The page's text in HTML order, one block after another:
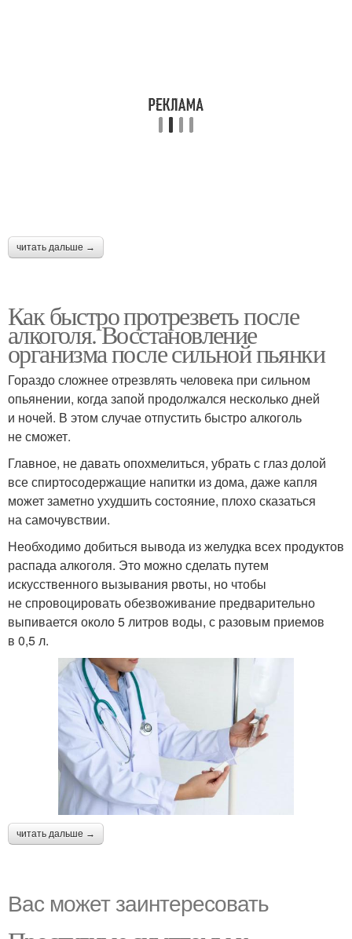
читать дальше →
Как быстро протрезветь после
алкоголя. Восстановление
организма после сильной пьянки
Гораздо сложнее отрезвлять человека при сильном
опьянении, когда запой продолжался несколько дней
и ночей. В этом случае отпустить быстро алкоголь
не сможет.
Главное, не давать опохмелиться, убрать с глаз долой
все спиртосодержащие напитки из дома, даже капля
может заметно ухудшить состояние, плохо сказаться
на самочувствии.
Необходимо добиться вывода из желудка всех продуктов
распада алкоголя. Это можно сделать путем
искусственного вызывания рвоты, но чтобы
не спровоцировать обезвоживание предварительно
выпивается около 5 литров воды, с разовым приемов
в 0,5 л.
читать дальше →
Вас может заинтересовать